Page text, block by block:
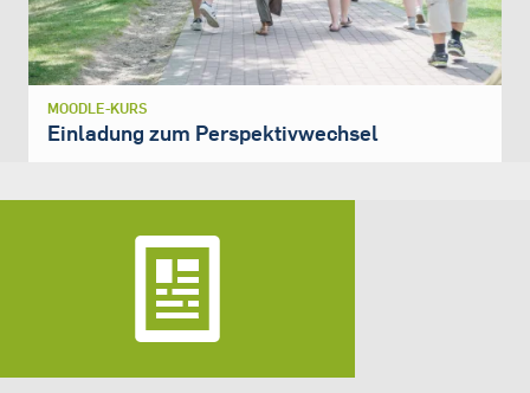
MOODLE-KURS
Einladung zum Perspektivwechsel